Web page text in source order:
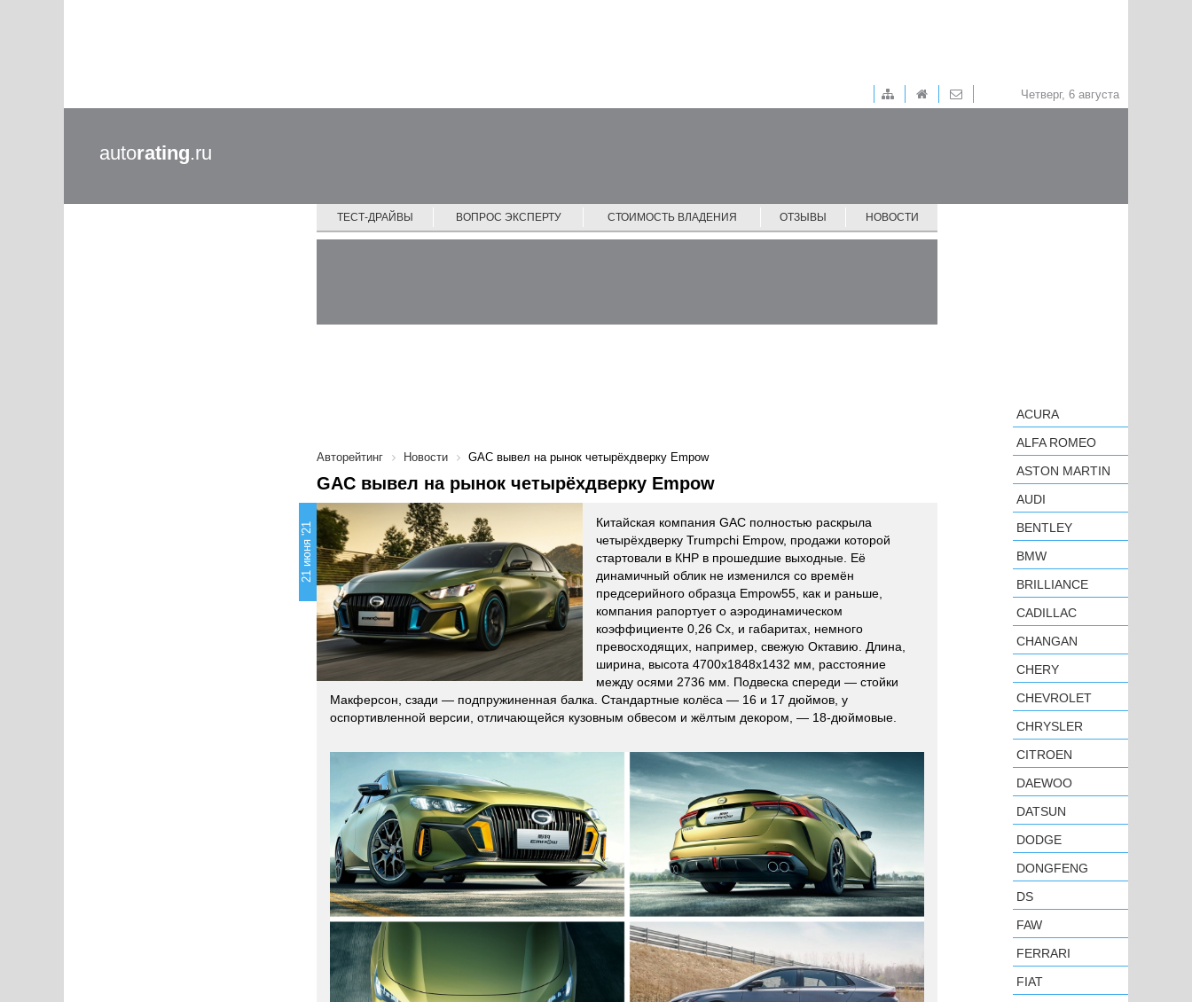
Четверг, 6 августа
autorating.ru
ТЕСТ-ДРАЙВЫ ВОПРОС ЭКСПЕРТУ СТОИМОСТЬ ВЛАДЕНИЯ ОТЗЫВЫ НОВОСТИ
Авторейтинг Новости GAC вывел на рынок четырёхдверку Empow
GAC вывел на рынок четырёхдверку Empow
21 июня '21
Китайская компания GAC полностью раскрыла
четырёхдверку Trumpchi Empow, продажи которой
стартовали в КНР в прошедшие выходные. Её
динамичный облик не изменился со времён
предсерийного образца Empow55, как и раньше,
компания рапортует о аэродинамическом
коэффициенте 0,26 Cx, и габаритах, немного
превосходящих, например, свежую Октавию. Длина,
ширина, высота 4700x1848x1432 мм, расстояние
между осями 2736 мм. Подвеска спереди — стойки
Макферсон, сзади — подпружиненная балка. Стандартные колёса — 16 и 17 дюймов, у
оспортивленной версии, отличающейся кузовным обвесом и жёлтым декором, — 18-дюймовые.
ACURA
ALFA ROMEO
ASTON MARTIN
AUDI
BENTLEY
BMW
BRILLIANCE
CADILLAC
CHANGAN
CHERY
CHEVROLET
CHRYSLER
CITROEN
DAEWOO
DATSUN
DODGE
DONGFENG
DS
FAW
FERRARI
FIAT